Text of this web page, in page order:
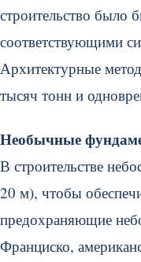
строительство было
соответствующими
Архитектурные
тысяч тонн и
Необычные
В строительстве
20 м), чтобы
предохраняющие
Франциско,